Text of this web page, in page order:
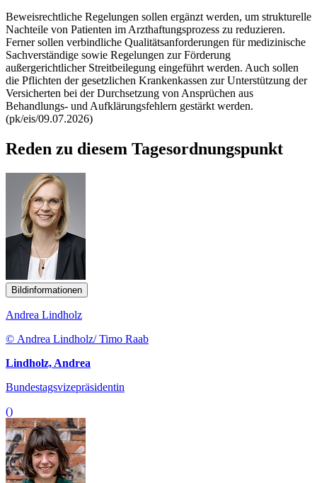
Beweisrechtliche Regelungen sollen ergänzt werden, um strukturelle
Nachteile von Patienten im Arzthaftungsprozess zu reduzieren.
Ferner sollen verbindliche Qualitätsanforderungen für medizinische
Sachverständige sowie Regelungen zur Förderung
außergerichtlicher Streitbeilegung eingeführt werden. Auch sollen
die Pflichten der gesetzlichen Krankenkassen zur Unterstützung der
Versicherten bei der Durchsetzung von Ansprüchen aus
Behandlungs- und Aufklärungsfehlern gestärkt werden.
(pk/eis/09.07.2026)
Reden zu diesem Tagesordnungspunkt
Bildinformationen
Andrea Lindholz
© Andrea Lindholz/ Timo Raab
Lindholz, Andrea
Bundestagsvizepräsidentin
()